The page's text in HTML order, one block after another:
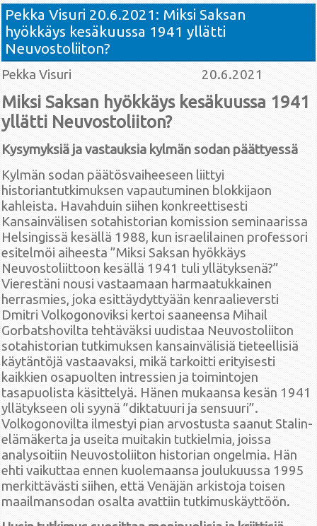
Pekka Visuri 20.6.2021: Miksi Saksan
hyökkäys kesäkuussa 1941 yllätti
Neuvostoliiton?
Pekka Visuri 20.6.2021
Miksi Saksan hyökkäys kesäkuussa 1941
yllätti Neuvostoliiton?
Kysymyksiä ja vastauksia kylmän sodan päättyessä
Kylmän sodan päätösvaiheeseen liittyi
historiantutkimuksen vapautuminen blokkijaon
kahleista. Havahduin siihen konkreettisesti
Kansainvälisen sotahistorian komission seminaarissa
Helsingissä kesällä 1988, kun israelilainen professori
esitelmöi aiheesta ”Miksi Saksan hyökkäys
Neuvostoliittoon kesällä 1941 tuli yllätyksenä?”
Vierestäni nousi vastaamaan harmaatukkainen
herrasmies, joka esittäydyttyään kenraalieversti
Dmitri Volkogonoviksi kertoi saaneensa Mihail
Gorbatshovilta tehtäväksi uudistaa Neuvostoliiton
sotahistorian tutkimuksen kansainvälisiä tieteellisiä
käytäntöjä vastaavaksi, mikä tarkoitti erityisesti
kaikkien osapuolten intressien ja toimintojen
tasapuolista käsittelyä. Hänen mukaansa kesän 1941
yllätykseen oli syynä ”diktatuuri ja sensuuri”.
Volkogonovilta ilmestyi pian arvostusta saanut Stalin-
elämäkerta ja useita muitakin tutkielmia, joissa
analysoitiin Neuvostoliiton historian ongelmia. Hän
ehti vaikuttaa ennen kuolemaansa joulukuussa 1995
merkittävästi siihen, että Venäjän arkistoja toisen
maailmansodan osalta avattiin tutkimuskäyttöön.